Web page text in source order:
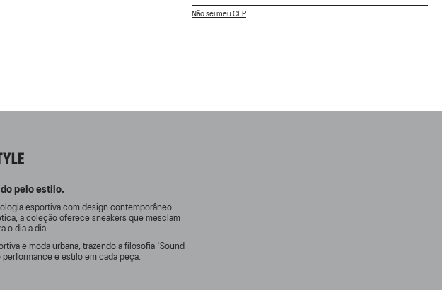
Não sei meu CEP
pelo estilo.
esportiva com design contemporâneo.
a coleção oferece sneakers que mesclam
o dia a dia.
e moda urbana, trazendo a filosofia 'Sound
e estilo em cada peça.